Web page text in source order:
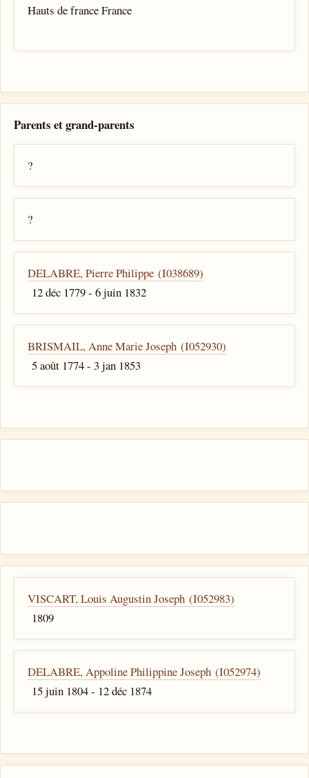
Hauts de france France
Parents et grand-parents
?
?
DELABRE, Pierre Philippe (I038689)
12 déc 1779 - 6 juin 1832
BRISMAIL, Anne Marie Joseph (I052930)
5 août 1774 - 3 jan 1853
VISCART, Louis Augustin Joseph (I052983)
1809
DELABRE, Appoline Philippine Joseph (I052974)
15 juin 1804 - 12 déc 1874